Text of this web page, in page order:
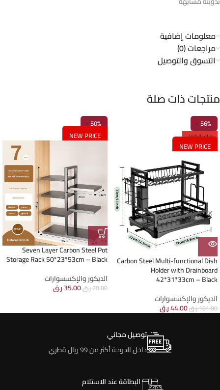
معلومات إضافية
مراجعات (0)
التسوق والتوصيل
منتجات ذات صلة
-56%
مباع بالكامل
NEW PRICE
Carbon Steel Multi-functional Dish
Holder with Drainboard
42*31*33cm – Black
الديكور والإكسسوارات
101.00ر.ق44.00ر.ق
-50%
NEW PRICE
Seven Layer Carbon Steel Pot
Storage Rack 50*23*53cm – Black
الديكور والإكسسوارات
70.00ر.ق35.00ر.ق
توصيل مجاني
داخل الدوحة أكثر من 99 ريال قطري
البطاقة عند الاستلام